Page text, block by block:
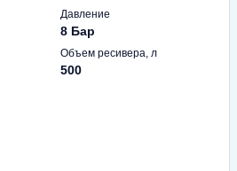
Давление
8 Бар
Объем ресивера, л
500